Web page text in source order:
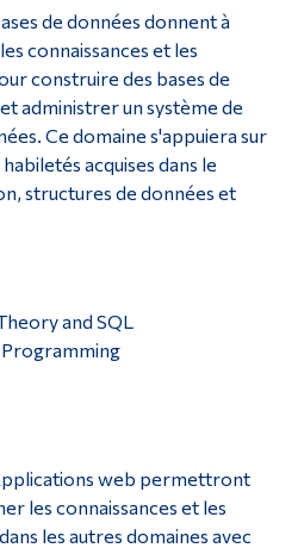
de données donnent à
connaissances et les
construire des bases de
administrer un système de
Ce domaine s'appuiera sur
acquises dans le
structures de données et
and SQL
Programming
web permettront
les connaissances et les
les autres domaines avec